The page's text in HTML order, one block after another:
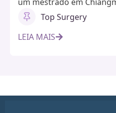
Top Surgery
LEIA MAIS